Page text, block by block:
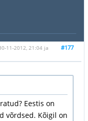
#177
11-2012, 21:04 ja
Eestis on
võrdsed. Kõigil on